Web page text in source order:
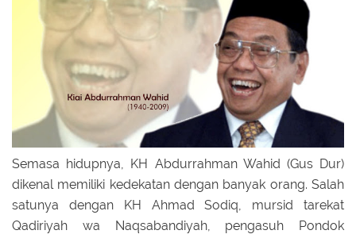
Semasa hidupnya, KH Abdurrahman Wahid (Gus Dur)
dikenal memiliki kedekatan dengan banyak orang. Salah
satunya dengan KH Ahmad Sodiq, mursid tarekat
Qadiriyah wa Naqsabandiyah, pengasuh Pondok